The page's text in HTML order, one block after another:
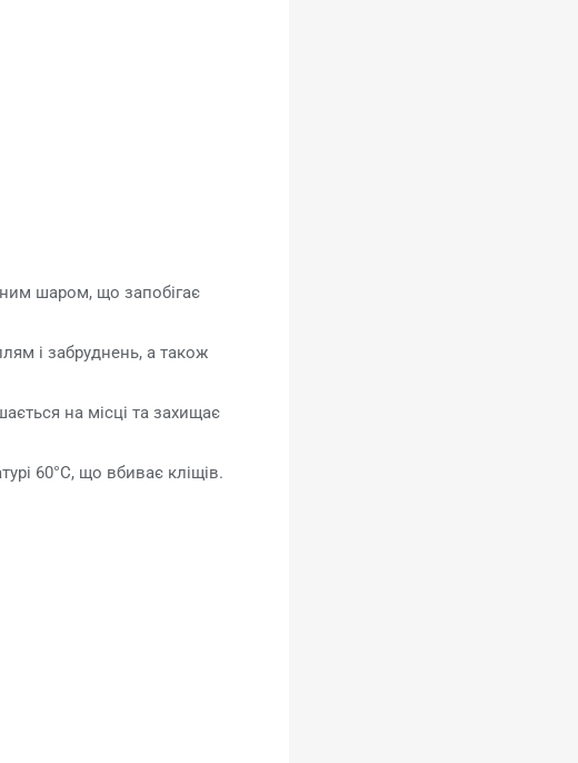
шаром, що запобігає
і забруднень, а також
на місці та захищає
60°C, що вбиває кліщів.